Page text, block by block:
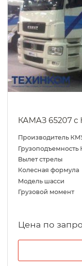
КАМАЗ 65207 с
Производитель
Вылет стрелы
Колесная формула
Модель шасси
Грузовой момент
Цена по